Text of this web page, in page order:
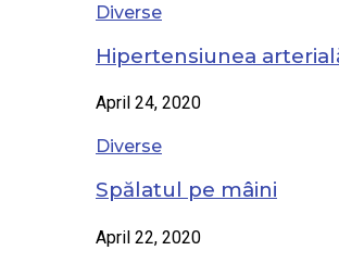
Diverse
Hipertensiunea
April 24, 2020
Diverse
Spălatul pe mâini
April 22, 2020